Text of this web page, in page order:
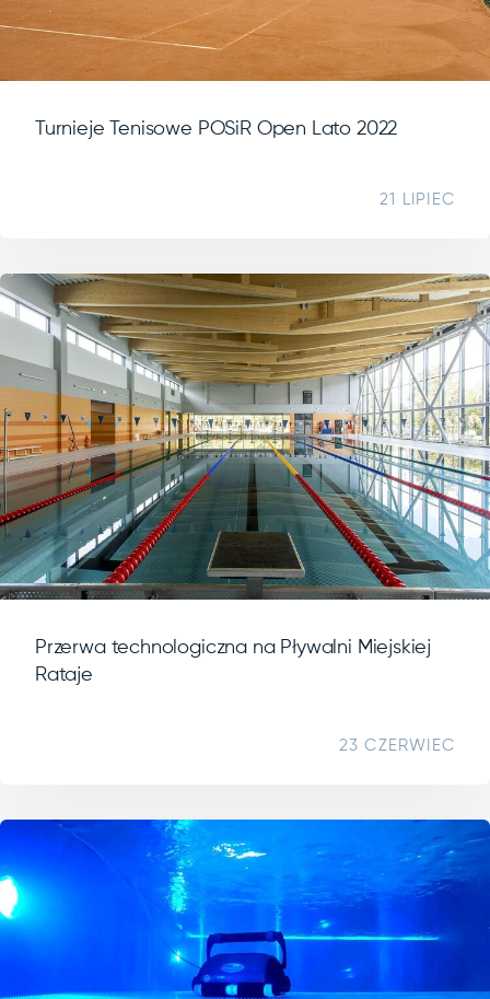
Turnieje Tenisowe POSiR Open Lato 2022
21 LIPIEC
Przerwa technologiczna na Pływalni Miejskiej
Rataje
23 CZERWIEC